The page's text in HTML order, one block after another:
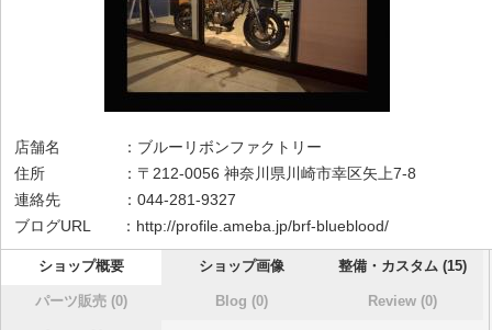
店舗名 ：ブルーリボンファクトリー
住所 ：〒212-0056 神奈川県川崎市幸区矢上7-8
連絡先 ：044-281-9327
ブログURL ： http://profile.ameba.jp/brf-blueblood/
ショップ概要 ショップ画像 整備・カスタム (15)
パーツ販売 (0) Blog (0) Review (0)